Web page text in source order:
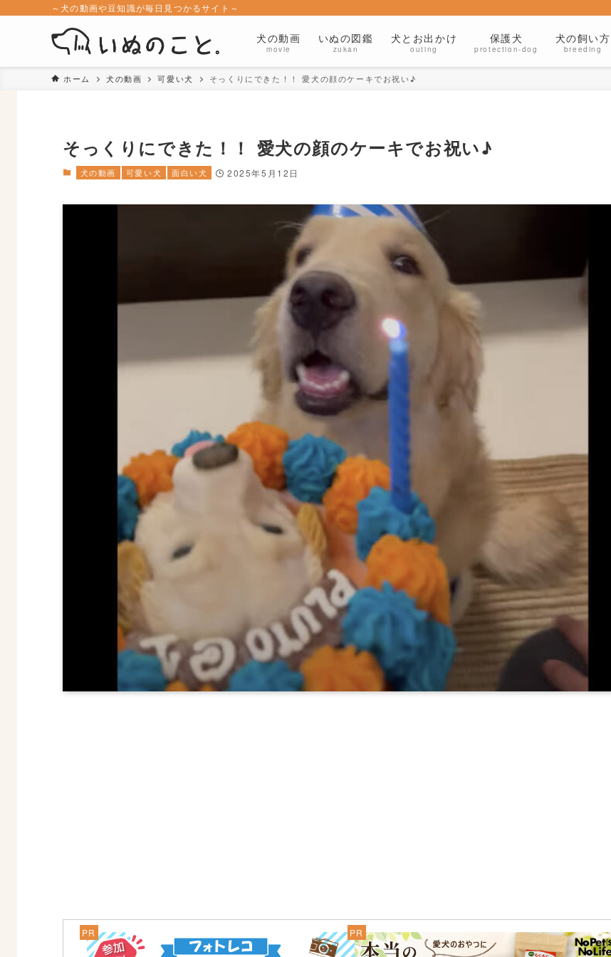
～犬の動画や豆知識が毎日見つかるサイト～
犬の動画
movie
いぬの図鑑
zukan
犬とお出かけ
outing
保護犬
protection-dog
犬の飼い方
breeding
ホーム 犬の動画 可愛い犬 そっくりにできた！！ 愛犬の顔のケーキでお祝い♪
そっくりにできた！！ 愛犬の顔のケーキでお祝い♪
犬の動画 可愛い犬 面白い犬 2025年5月12日